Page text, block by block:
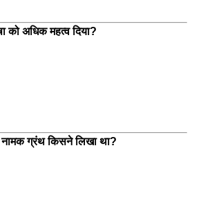
को अधिक महत्व दिया?
नामक ग्रंथ किसने लिखा था?